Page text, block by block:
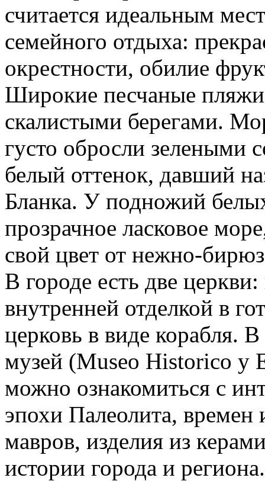
считается идеальным
семейного отдыха:
окрестности, обилие
Широкие песчаные
скалистыми берегами.
густо обросли зелеными
белый оттенок, давший
Бланка. У подножий
прозрачное ласковое
свой цвет от нежно-
В городе есть две
внутренней отделкой в
церковь в виде корабля.
музей (Museo Historico у
можно ознакомиться с
эпохи Палеолита,
мавров, изделия из
истории города и региона.